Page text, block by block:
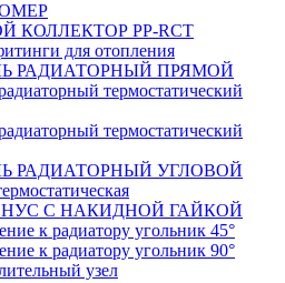
КОЛЛЕКТОР PP-RCT
для отопления
РАДИАТОРНЫЙ ПРЯМОЙ
термостатический
термостатический
РАДИАТОРНЫЙ УГЛОВОЙ
С НАКИДНОЙ ГАЙКОЙ
к радиатору угольник 45°
к радиатору угольник 90°
узел